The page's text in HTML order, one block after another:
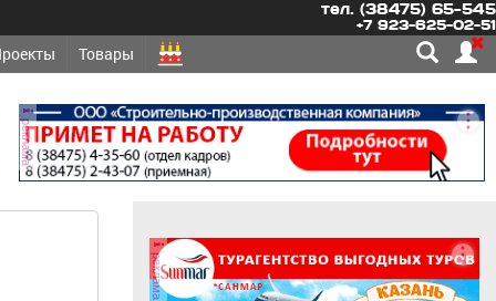
тел. (38475) 65-545
+7 923-625-02-51
Товары
реклама
реклама